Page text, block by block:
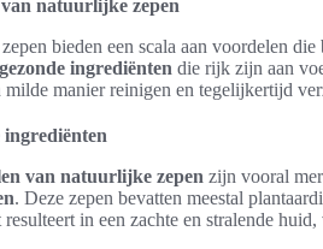
natuurlijke zepen
bieden een scala aan voordelen
gezonde ingrediënten die rijk zijn aan
milde manier reinigen en tegelijkertijd
ingrediënten
van natuurlijke zepen zijn vooral
. Deze zepen bevatten meestal
in een zachte en stralende